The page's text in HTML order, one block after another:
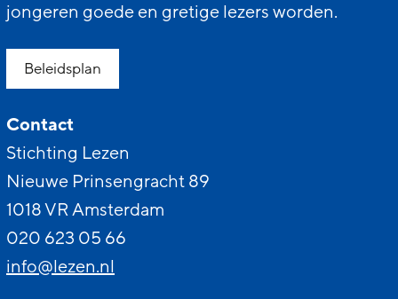
jongeren goede en gretige lezers worden.
Beleidsplan
Contact
Stichting Lezen
Nieuwe Prinsengracht 89
1018 VR Amsterdam
020 623 05 66
info@lezen.nl